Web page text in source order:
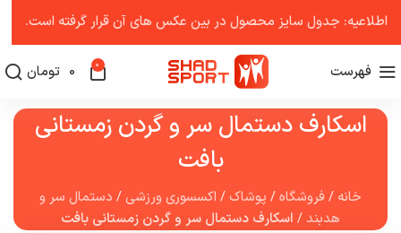
فهرست 0
0 تومان
اسکارف دستمال سر و گردن زمستانی
بافت
خانه /فروشگاه/ پوشاک/ اکسسوری ورزشی/ دستمال سر و
هدبند/ اسکارف دستمال سر و گردن زمستانی بافت
اطلاعیه: جدول سایز محصول در بین عکس ‌های آن قرار گرفته است.